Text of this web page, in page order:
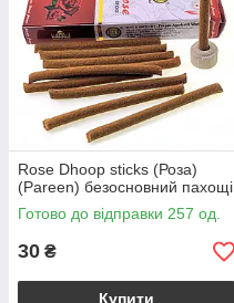
Rose Dhoop sticks (Роза)
(Pareen) безосновний пахощі
Готово до відправки 257 од.
30 ₴
Купити